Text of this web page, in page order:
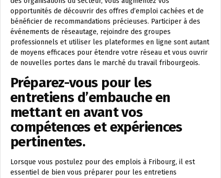
opportunités de découvrir des offres d’emploi cachées et de
bénéficier de recommandations précieuses. Participer à des
événements de réseautage, rejoindre des groupes
professionnels et utiliser les plateformes en ligne sont autant
de moyens efficaces pour étendre votre réseau et vous ouvrir
de nouvelles portes dans le marché du travail fribourgeois.
Préparez-vous pour les
entretiens d’embauche en
mettant en avant vos
compétences et expériences
pertinentes.
Lorsque vous postulez pour des emplois à Fribourg, il est
essentiel de bien vous préparer pour les entretiens